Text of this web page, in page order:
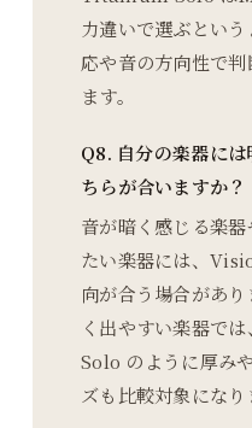
力違いで選ぶとい
応や音の方向性で
ます。
Q8. 自分の楽器に
ちらが合いますか？
音が暗く感じる楽
たい楽器には、
向が合う場合があ
く出やすい楽器で
Solo のように厚み
ズも比較対象になり